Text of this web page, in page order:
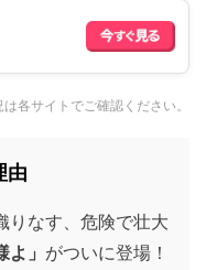
各サイトでご確認ください。
由
りなす、危険で壮大
」 がついに登場！